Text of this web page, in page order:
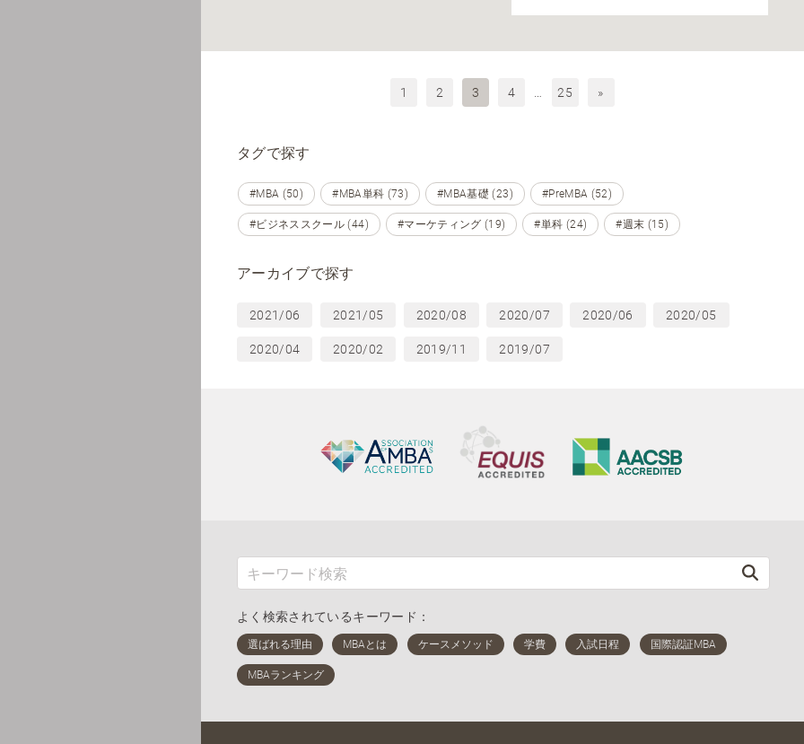
1 2 3 4 25 »
タグで探す
#MBA (50) #MBA単科 (73) #MBA基礎 (23) #PreMBA (52)
#ビジネススクール (44) #マーケティング (19) #単科 (24) #週末 (15)
アーカイブで探す
2021/06 2021/05 2020/08 2020/07 2020/06 2020/05
2020/04 2020/02 2019/11 2019/07
よく検索されているキーワード：